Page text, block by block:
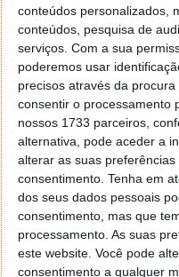
conteúdos personalizados,
conteúdos, pesquisa de
serviços. Com a sua
poderemos usar
precisos através da
consentir o processamento
nossos 1733 parceiros,
alternativa, pode aceder a
alterar as suas
consentimento. Tenha em
dos seus dados pessoais
consentimento, mas que
processamento. As suas
este website. Você pode
consentimento a qualquer
Responder
Vítor M.
7 de
@Reporter
Desculpa mas o
o MSn Messenger 8.
Responder
Vítor M.
@Rui
Tens de encontrar
janela iniciar e no
rato faz
clica no botão